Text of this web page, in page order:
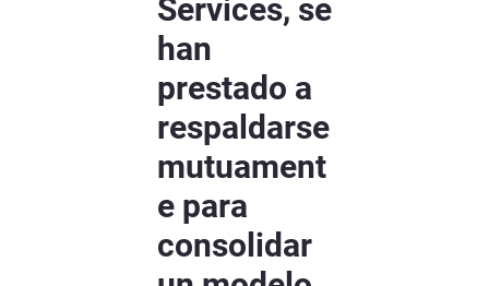
Services, se
han
prestado a
respaldarse
mutuament
e para
consolidar